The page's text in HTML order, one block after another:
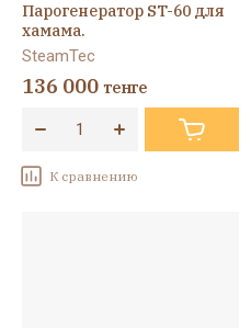
Парогенератор ST-60 для
хамама.
SteamTec
136 000 тенге
К сравнению